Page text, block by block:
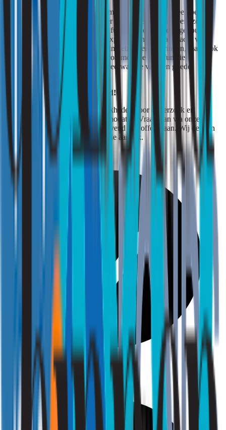
De kwaliteit van een sportaccommodatie wordt niet alleen bepaald
door wat zichtbaar is. Ook minder tastbare eigenschappen, zoals
akoestiek, hebben invloed op het functioneren van een gebouw.
Voor beheerders, gemeenten en exploitanten biedt aandacht voor
geluid daarom niet alleen inzicht in gebruikerservaringen, maar ook
in de manier waarop een sportaccommodatie haar functie
ondersteunt. Juist daarin ligt de meerwaarde van een goede
akoestische beoordeling.
Strooming: Binnengewoon goed!
Bent u benieuwd naar de mogelijkheden voor onderzoek en
metingen binnen uw sportaccommodatie? Vraag dan via onze
offertebutton of per e-mail vrijblijvend een offerte aan. Wij denken
graag met u mee over een passende aanpak.
Gezondheid